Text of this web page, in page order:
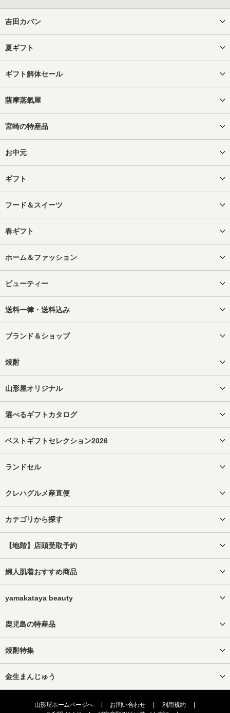
吉田カバン
夏ギフト
ギフト解体セール
薩摩蒸氣屋
宮崎の特産品
お中元
ギフト
フード＆スイーツ
春ギフト
ホーム＆ファッション
ビューティー
送料一律・送料込み
ブランド＆ショップ
焼酎
山形屋オリジナル
選べるギフトカタログ
ベストギフトセレクション2026
ランドセル
クレハグルメ産直便
カテゴリから探す
【地階】店頭受取予約
婦人肌着おすすめ商品
yamakataya beauty
鹿児島の特産品
焼酎特集
金生まんじゅう
山形屋ホームページへ お問い合わせ 利用規約